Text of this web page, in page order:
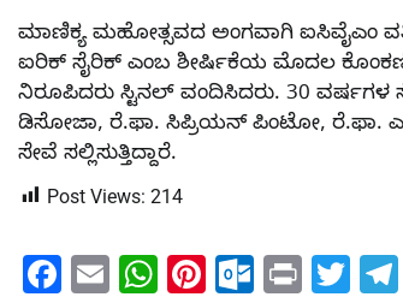
ಮಾಣಿಕ್ಯ ಮಹೋತ್ಸವದ ಅಂಗವಾಗಿ ಐಸಿವೈಎಂ
ಐರಿಕ್ ಸೈರಿಕ್ ಎಂಬ ಶೀರ್ಷಿಕೆಯ ಮೊದಲ
ನಿರೂಪಿದರು ಸ್ಟಿನಲ್ ವಂದಿಸಿದರು. 30
ಡಿಸೋಜಾ, ರೆ.ಫಾ. ಸಿಪ್ರಿಯನ್ ಪಿಂಟೋ, ರೆ.ಫಾ.
ಸೇವೆ ಸಲ್ಲಿಸುತ್ತಿದ್ದಾರೆ.
Post Views: 214
Facebook
EmailWhatsApp
Pinterest
Print